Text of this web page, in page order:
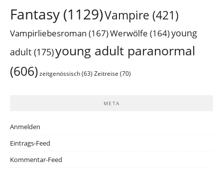
Fantasy (1129)Vampire (421)
Vampirliebesroman (167)Werwölfe (164)young
adult (175)young adult paranormal
(606) zeitgenössisch (63) Zeitreise (70)
META
Anmelden
Eintrags-Feed
Kommentar-Feed